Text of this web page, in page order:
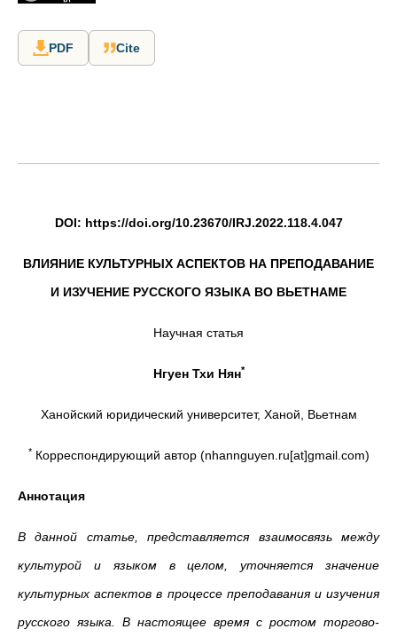
PDF Cite
DOI: https://doi.org/10.23670/IRJ.2022.118.4.047
ВЛИЯНИЕ КУЛЬТУРНЫХ АСПЕКТОВ НА ПРЕПОДАВАНИЕ
И ИЗУЧЕНИЕ РУССКОГО ЯЗЫКА ВО ВЬЕТНАМЕ
Научная статья
Нгуен Тхи Нян*
Ханойский юридический университет, Ханой, Вьетнам
*Корреспондирующий автор (nhannguyen.ru[at]gmail.com)
Аннотация
В данной статье, представляется взаимосвязь между
культурой и языком в целом, уточняется значение
культурных аспектов в процессе преподавания и изучения
русского языка. В настоящее время с ростом торгово-